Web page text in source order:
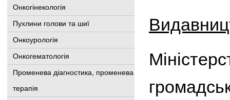
Онкогінекологія
Пухлини голови та шиї
Онкоурологія
Онкогематологія
Променева діагностика, променева
терапія